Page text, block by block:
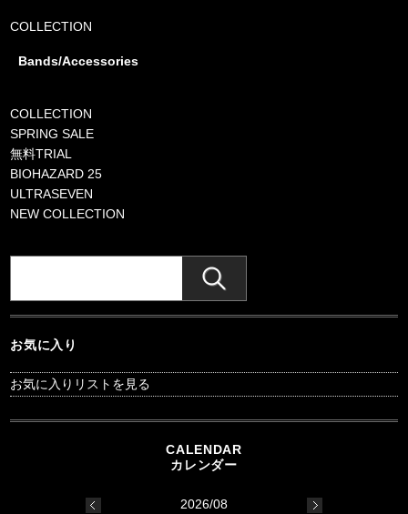
COLLECTION
Bands/Accessories
COLLECTION
SPRING SALE
無料TRIAL
BIOHAZARD 25
ULTRASEVEN
NEW COLLECTION
お気に入り
お気に入りリストを見る
2026/08